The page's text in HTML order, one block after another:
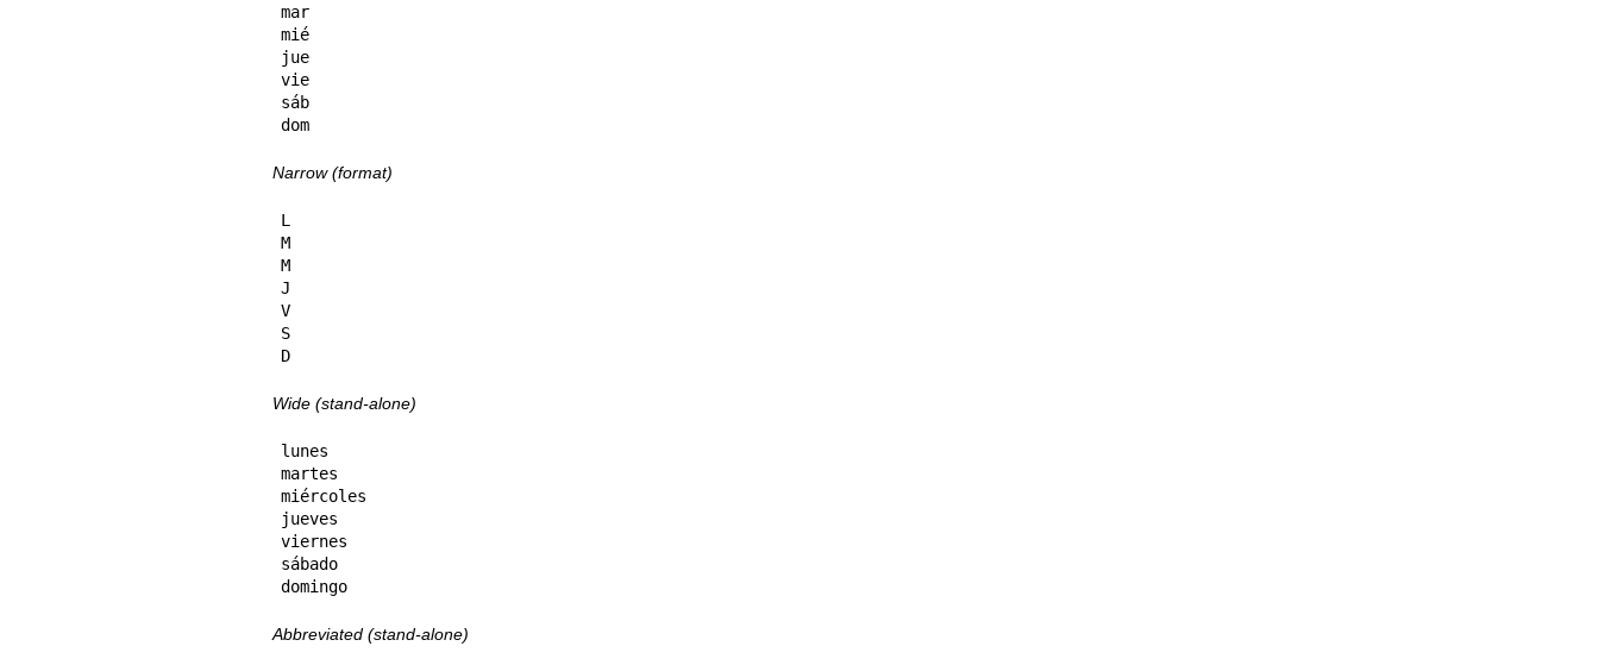
mar
mié
jue
vie
sáb
dom
Narrow (format)
L
M
M
J
V
S
D
Wide (stand-alone)
lunes
martes
miércoles
jueves
viernes
sábado
domingo
Abbreviated (stand-alone)